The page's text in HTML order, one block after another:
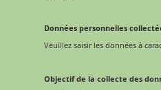
Données personnelles
Veuillez saisir les données à
Objectif de la collecte des